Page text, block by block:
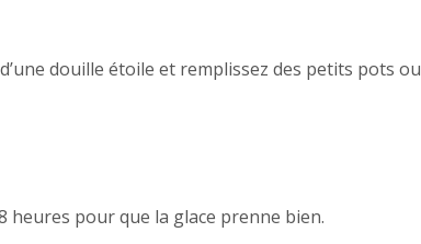
douille étoile et remplissez des petits pots ou
heures pour que la glace prenne bien.